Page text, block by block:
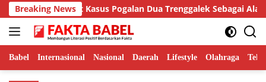
Langsung
ke
konten
Breaking News
Putra Sebut Kasus Pogalan Dua Trenggalek Sebagai Alarm
Babel Internasional Nasional Daerah Lifestyle Olahraga